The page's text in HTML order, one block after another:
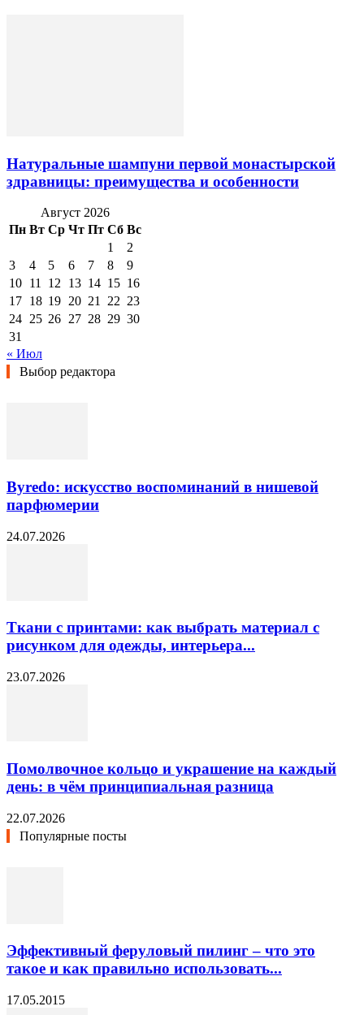
Натуральные шампуни первой монастырской
здравницы: преимущества и особенности
Август 2026
Пн Вт Ср Чт Пт Сб Вс
1
2
3
4 5 6 7 8
9
10 11 12 13 14 15 16
17 18 19 20 21 22 23
24 25 26 27 28 29 30
31
« Июл
Выбор редактора
Byredo: искусство воспоминаний в нишевой
парфюмерии
24.07.2026
Ткани с принтами: как выбрать материал с
рисунком для одежды, интерьера...
23.07.2026
Помолвочное кольцо и украшение на каждый
день: в чём принципиальная разница
22.07.2026
Популярные посты
Эффективный феруловый пилинг – что это
такое и как правильно использовать...
17.05.2015